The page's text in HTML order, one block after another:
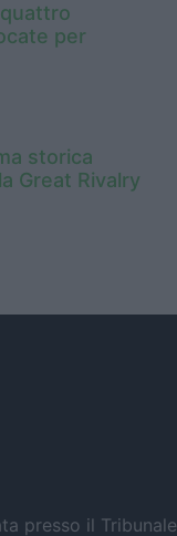
per
storica
Great Rivalry
presso il Tribunale